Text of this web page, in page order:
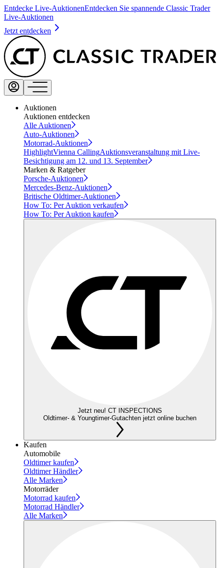
Entdecke Live-AuktionenEntdecken Sie spannende Classic Trader
Live-Auktionen
Jetzt entdecken
Auktionen
Auktionen entdecken
Alle Auktionen
Auto-Auktionen
Motorrad-Auktionen
HighlightVienna CallingAuktionsveranstaltung mit Live-
Besichtigung am 12. und 13. September
Marken & Ratgeber
Porsche-Auktionen
Mercedes-Benz-Auktionen
Britische Oldtimer-Auktionen
How To: Per Auktion verkaufen
How To: Per Auktion kaufen
Jetzt neu! CT INSPECTIONS
Oldtimer- & Youngtimer-Gutachten jetzt online buchen
Kaufen
Automobile
Oldtimer kaufen
Oldtimer Händler
Alle Marken
Motorräder
Motorrad kaufen
Motorrad Händler
Alle Marken